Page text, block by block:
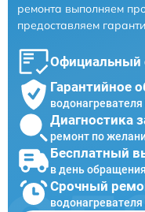
ремонта выполняем
предоставляем
Официальный
Гарантийное
Диагностика
ремонт по
Бесплатный
в день обращения
Срочный